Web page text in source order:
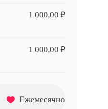
Ежемесячно
1 000,00 ₽
1 000,00 ₽